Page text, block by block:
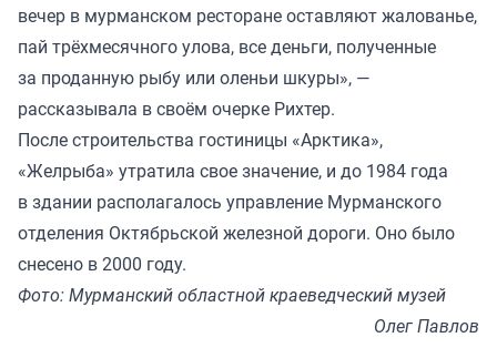
вечер в мурманском ресторане оставляют жалованье,
пай трёхмесячного улова, все деньги, полученные
за проданную рыбу или оленьи шкуры», —
рассказывала в своём очерке Рихтер.
После строительства гостиницы «Арктика»,
«Желрыба» утратила свое значение, и до 1984 года
в здании располагалось управление Мурманского
отделения Октябрьской железной дороги. Оно было
снесено в 2000 году.
Фото: Мурманский областной краеведческий музей
Олег Павлов